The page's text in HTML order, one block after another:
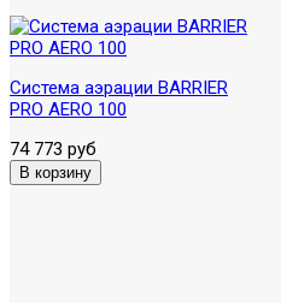
Система аэрации BARRIER
PRO AERO 100
74 773 руб